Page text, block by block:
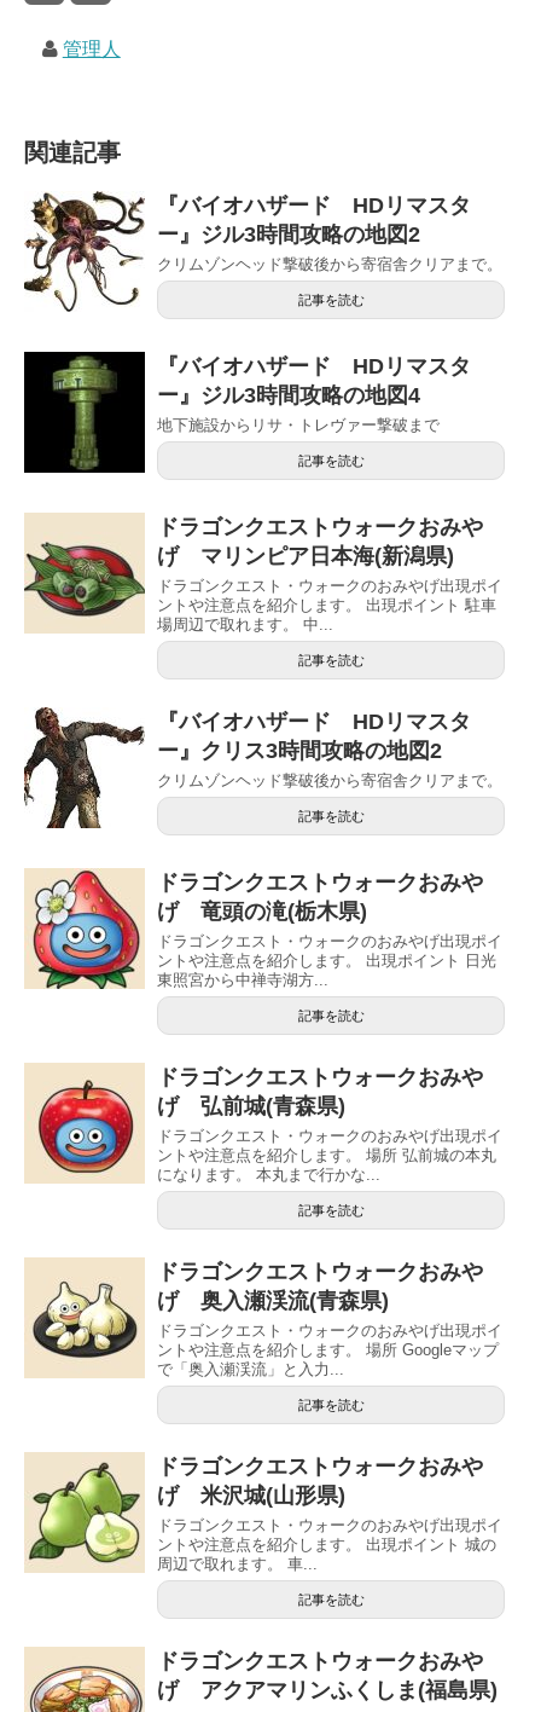
管理人
関連記事
『バイオハザード HDリマスタ
ー』ジル3時間攻略の地図2
クリムゾンヘッド撃破後から寄宿舎クリアまで。
記事を読む
『バイオハザード HDリマスタ
ー』ジル3時間攻略の地図4
地下施設からリサ・トレヴァー撃破まで
記事を読む
ドラゴンクエストウォークおみや
げ マリンピア日本海(新潟県)
ドラゴンクエスト・ウォークのおみやげ出現ポイ
ントや注意点を紹介します。 出現ポイント 駐車
場周辺で取れます。 中...
記事を読む
『バイオハザード HDリマスタ
ー』クリス3時間攻略の地図2
クリムゾンヘッド撃破後から寄宿舎クリアまで。
記事を読む
ドラゴンクエストウォークおみや
げ 竜頭の滝(栃木県)
ドラゴンクエスト・ウォークのおみやげ出現ポイ
ントや注意点を紹介します。 出現ポイント 日光
東照宮から中禅寺湖方...
記事を読む
ドラゴンクエストウォークおみや
げ 弘前城(青森県)
ドラゴンクエスト・ウォークのおみやげ出現ポイ
ントや注意点を紹介します。 場所 弘前城の本丸
になります。 本丸まで行かな...
記事を読む
ドラゴンクエストウォークおみや
げ 奥入瀬渓流(青森県)
ドラゴンクエスト・ウォークのおみやげ出現ポイ
ントや注意点を紹介します。 場所 Googleマップ
で「奥入瀬渓流」と入力...
記事を読む
ドラゴンクエストウォークおみや
げ 米沢城(山形県)
ドラゴンクエスト・ウォークのおみやげ出現ポイ
ントや注意点を紹介します。 出現ポイント 城の
周辺で取れます。 車...
記事を読む
ドラゴンクエストウォークおみや
げ アクアマリンふくしま(福島県)